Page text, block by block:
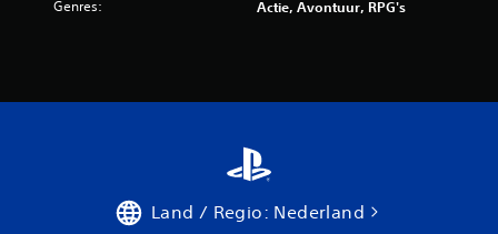
Genres: Actie, Avontuur, RPG's
Land / Regio: Nederland